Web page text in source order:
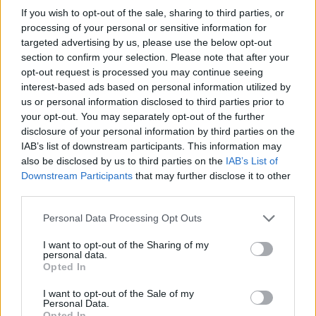
If you wish to opt-out of the sale, sharing to third parties, or
processing of your personal or sensitive information for
targeted advertising by us, please use the below opt-out
section to confirm your selection. Please note that after your
opt-out request is processed you may continue seeing
interest-based ads based on personal information utilized by
us or personal information disclosed to third parties prior to
your opt-out. You may separately opt-out of the further
disclosure of your personal information by third parties on the
IAB’s list of downstream participants. This information may
also be disclosed by us to third parties on the IAB’s List of
Downstream Participants that may further disclose it to other
Please note that this website/app uses one or more Google
not limited to your visit or usage behaviour. You may click to
grant or deny consent to Google and its third-party tags to
use your data for below specified purposes in below Google
consent section.
Personal Data Processing Opt Outs
I want to opt-out of the Sharing of my
personal data.
Opted In
I want to opt-out of the Sale of my
Personal Data.
θαλάσσιων σπορ, ενώ σε απόσταση 1 χλμ. από τα
στούντιο υπάρχουν καταρράκτες.
Το Νυδρί είναι ένα από τα πιο δημοφιλή τουριστικά
θέρετρα στη Λευκάδα. Υπάρχουν καταστήματα και
μπαρ στο κέντρο του χωριού, σε απόσταση 5 λεπτών με
τα πόδια από τα στούντιο.
Sundy's Studiosαπέχουν 15 χλμ. από την
πρωτεύουσα της Λευκάδας.
ΠΑΡΟΧΕΣ
Πάρκινγκ